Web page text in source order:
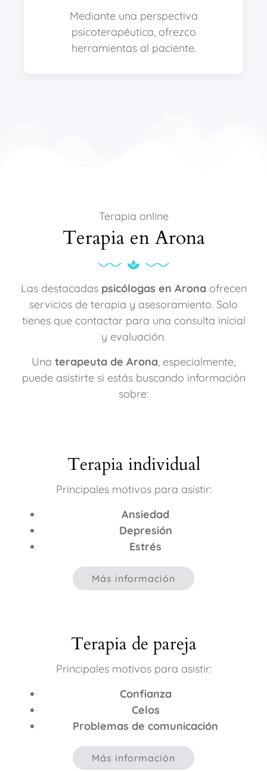
Mediante una perspectiva
psicoterapéutica, ofrezco
herramientas al paciente.
Terapia online
Terapia en Arona
Las destacadas psicólogas en Arona ofrecen
servicios de terapia y asesoramiento. Solo
tienes que contactar para una consulta inicial
y evaluación.
Una terapeuta de Arona, especialmente,
puede asistirte si estás buscando información
sobre:
Terapia individual
Principales motivos para asistir:
Ansiedad
Depresión
Estrés
Más información
Terapia de pareja
Principales motivos para asistir:
Confianza
Celos
Problemas de comunicación
Más información